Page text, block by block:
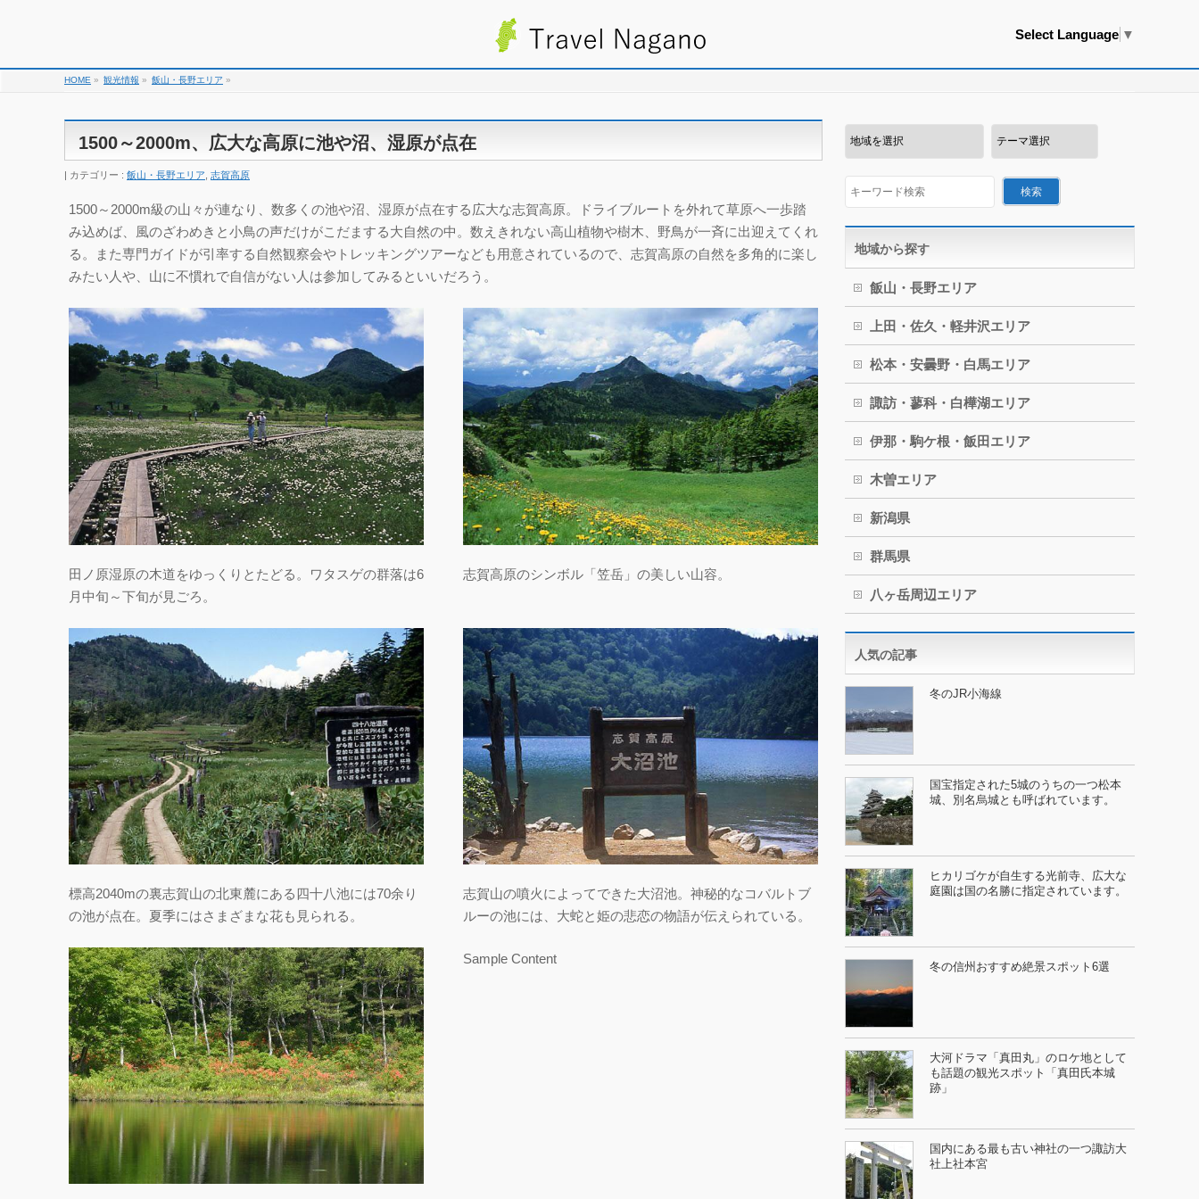
Select Language ▼
HOME » 観光情報 » 飯山・長野エリア »
1500～2000m、広大な高原に池や沼、湿原が点在
カテゴリー : 飯山・長野エリア, 志賀高原
1500～2000m級の山々が連なり、数多くの池や沼、湿原が点在する広大な志賀高原。ドライブルートを外れて草原へ一歩踏
み込めば、風のざわめきと小鳥の声だけがこだまする大自然の中。数えきれない高山植物や樹木、野鳥が一斉に出迎えてくれ
る。また専門ガイドが引率する自然観察会やトレッキングツアーなども用意されているので、志賀高原の自然を多角的に楽し
みたい人や、山に不慣れで自信がない人は参加してみるといいだろう。
田ノ原湿原の木道をゆっくりとたどる。ワタスゲの群落は6
月中旬～下旬が見ごろ。
志賀高原のシンボル「笠岳」の美しい山容。
標高2040mの裏志賀山の北東麓にある四十八池には70余り
の池が点在。夏季にはさまざまな花も見られる。
志賀山の噴火によってできた大沼池。神秘的なコバルトブ
ルーの池には、大蛇と姫の悲恋の物語が伝えられている。
Sample Content
地域から探す
飯山・長野エリア
上田・佐久・軽井沢エリア
松本・安曇野・白馬エリア
諏訪・蓼科・白樺湖エリア
伊那・駒ケ根・飯田エリア
木曽エリア
新潟県
群馬県
八ヶ岳周辺エリア
人気の記事
冬のJR小海線
国宝指定された5城のうちの一つ松本
城、別名烏城とも呼ばれています。
ヒカリゴケが自生する光前寺、広大な
庭園は国の名勝に指定されています。
冬の信州おすすめ絶景スポット6選
大河ドラマ「真田丸」のロケ地として
も話題の観光スポット「真田氏本城
跡」
国内にある最も古い神社の一つ諏訪大
社上社本宮